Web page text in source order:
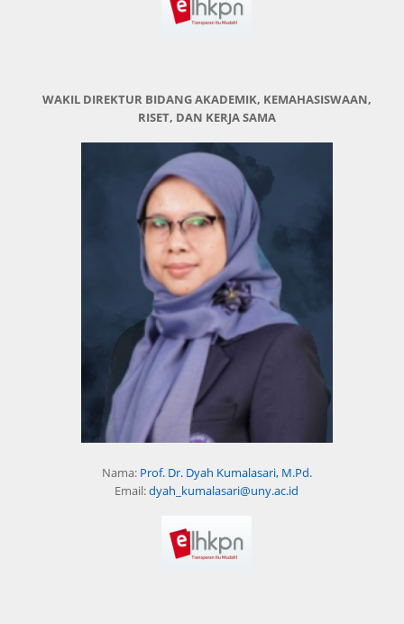
WAKIL DIREKTUR BIDANG AKADEMIK, KEMAHASISWAAN,
RISET, DAN KERJA SAMA
Nama: Prof. Dr. Dyah Kumalasari, M.Pd.
Email:dyah_kumalasari@uny.ac.id